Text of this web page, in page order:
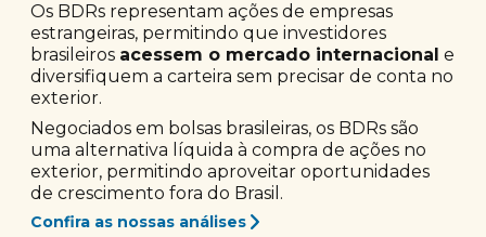
Os BDRs representam ações de empresas
estrangeiras, permitindo que investidores
brasileiros acessem o mercado internacional e
diversifiquem a carteira sem precisar de conta no
exterior.
Negociados em bolsas brasileiras, os BDRs são
uma alternativa líquida à compra de ações no
exterior, permitindo aproveitar oportunidades
de crescimento fora do Brasil.
Confira as nossas análises